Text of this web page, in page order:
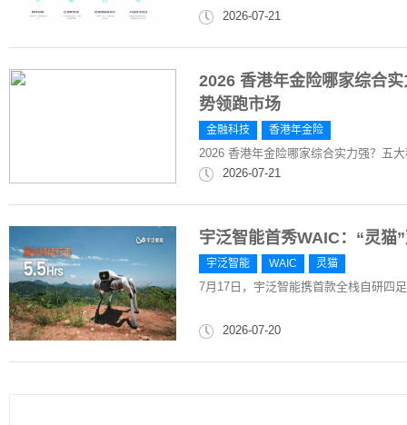
2026-07-21
2026 香港年金险哪家综合
势领跑市场
金融科技 香港年金险
2026 香港年金险哪家综合实力强？五
2026-07-21
宇泛智能首秀WAIC：“灵猫
宇泛智能 WAIC 灵猫
7月17日，宇泛智能携首款全栈自研四
2026-07-20